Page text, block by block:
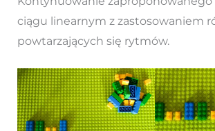
ciągu linearnym z zastosowaniem
powtarzających się rytmów.